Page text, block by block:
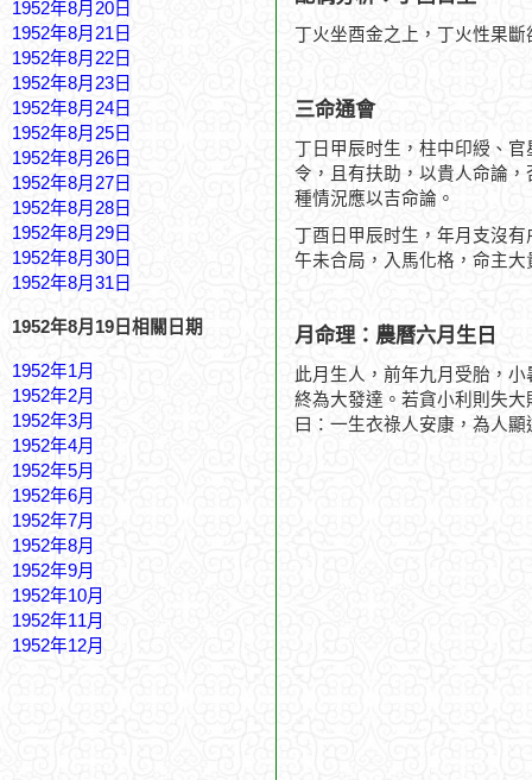
1952年8月20日
1952年8月21日
1952年8月22日
1952年8月23日
1952年8月24日
1952年8月25日
1952年8月26日
1952年8月27日
1952年8月28日
1952年8月29日
1952年8月30日
1952年8月31日
1952年8月19日相關日期
1952年1月
1952年2月
1952年3月
1952年4月
1952年5月
1952年6月
1952年7月
1952年8月
1952年9月
1952年10月
1952年11月
1952年12月
丁火坐酉金之上，丁火性果
三命通會
丁日甲辰时生，柱中印綬、
令，且有扶助，以貴人命論
種情況應以吉命論。
丁酉日甲辰时生，年月支沒
午未合局，入馬化格，命主大
月命理：農曆六月生日
此月生人，前年九月受胎，
終為大發達。若貪小利則失
曰：一生衣祿人安康，為人